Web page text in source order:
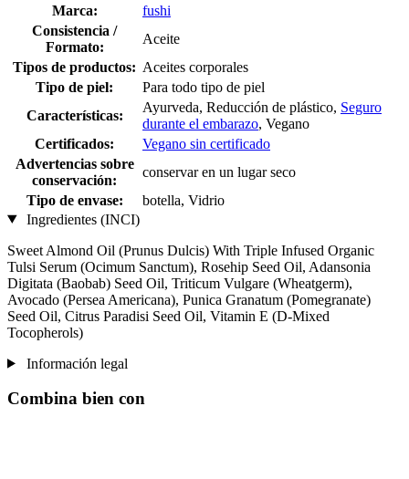
Marca:
fushi
Consistencia /
Formato:
Aceite
Tipos de productos: Aceites corporales
Tipo de piel:
Para todo tipo de piel
Características:
Ayurveda, Reducción de plástico, Seguro
durante el embarazo, Vegano
Certificados:
Vegano sin certificado
Advertencias sobre
conservación:
conservar en un lugar seco
Tipo de envase:
botella, Vidrio
Ingredientes (INCI)
Sweet Almond Oil (Prunus Dulcis) With Triple Infused Organic
Tulsi Serum (Ocimum Sanctum), Rosehip Seed Oil, Adansonia
Digitata (Baobab) Seed Oil, Triticum Vulgare (Wheatgerm),
Avocado (Persea Americana), Punica Granatum (Pomegranate)
Seed Oil, Citrus Paradisi Seed Oil, Vitamin E (D-Mixed
Tocopherols)
Información legal
Combina bien con